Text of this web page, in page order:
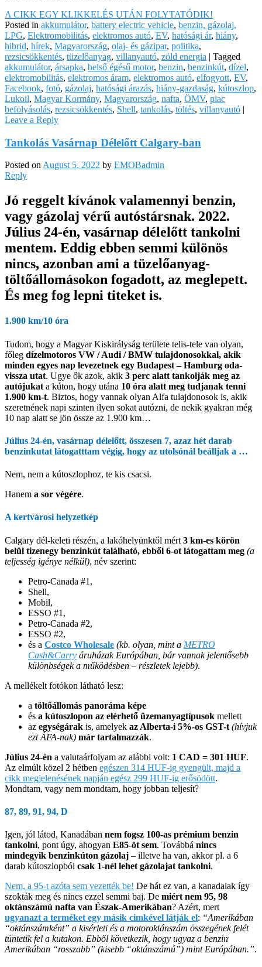
A CIKK EGY KLIKKELÉS UTÁN FOLYTATÓDIK!
Posted in akkumulátor, battery electric vehicle, benzin, gázolaj,
LPG, Elektromobilitás, elektromos autó, EV, hatósági ár, hiány,
hibrid, hírek, Magyarország, olaj- és gázipar, politika,
rezsicsökkentés, tüzelőanyag, villanyautó, zöld energia | Tagged
akkumulátor, ársapka, belső égésű motor, benzin, benzinkút, dízel,
elektromobilitás, elektromos áram, elektromos autó, elfogyott, EV,
Facebook, fotó, gázolaj, hatósági árazás, hiány-gazdaság, kútoszlop,
Lukoil, Magyar Kormány, Magyarország, nafta, ÖMV, piac
befolyásolás, rezsicsökkentés, Shell, tankolás, töltés, villanyautó |
Leave a Reply
Tankolás Vasárnap Délelőtt Calgary-ban
Posted on August 5, 2022 by EMOBadmin
Reply
Jó reggelt kívánok valamennyi benzin,
vagy gázolaj vérű autóstársnak. 2022.
Július 24-én, vasárnap délelőtt tankolni
mentem. Eddig ebben semmi különös
nincs, azonban ami a tüzelőanyag-
töltőállomásokon fogadott, az meglepett.
És meg fog lepni titeket is.
1.900 km/10 óra
Tudom, hogy a Magyar Kiskirályság területe telis-tele van olyan,
főleg dízelmotoros VW / Audi / BMW tulajdonosokkal, akik
minden egyes nap levezetnek egy Budapest – Hamburg oda-
vissza utat. Ugye ők azok, akik 3 perc alatt tankolják meg az
autójukat a kúton, hogy utána 10 óra alatt meg tudjanak tenni
1.900 km-t. Biztos, hogy vannak olyan Alfa tulajdonosok is, akik
szeretnének napi szinten ilyen sokat autózni, de nekik gyakran még
10 nap alatt se jön össze az 1.900 km…
Július 24-én, vasárnap délelőtt, összesen 7, azaz hét darab
benzinkutat látogatttam végig, hogy az utolsónál beálljak a …
Nem, nem a kútoszlophoz, te kis csacsi.
Hanem a sor végére.
A kertvárosi helyzetkép
Calgary dél-keleti részén, a lakóhelyünktől mért 3 km-es körön
belül tizenegy benzinkút található, ebből 6-ot látogattam meg (a
teljesség igénye nélkül), név szerint:
Petro-Canada #1,
Shell,
Mobil,
ESSO #1,
Petro-Canada #2,
ESSO #2,
és a Costco Wholesale (kb. olyan, mint a METRO
Cash&Carry áruházak Európában, bár vannak jelentősebb
különbségek a működésben – részletek lejebb).
A mellékelt fotókon látható lesz:
a töltőállomás panoráma képe
és a kútoszlopon az elérhető üzemanyagtípusok mellett
az egységárak is, amelyek az Alberta-i 5%-os GST-t (hívjuk
ezt ÁFA-nak) már tartalmazzák.
Július 24-én a valutaárfolyam az alábbi volt: 1 CAD = 301 HUF.
Az elmúlt közel 2 hétben egészen 314 HUF-ig gyengült, majd a
cikk megjelenésének napján egész 299 HUF-ig erősödött.
Mondtam, vagy nem mondtam, hogy jobban teljesít?
87, 89, 91, 94, D
Igen, jól látod, Kanadában nem fogsz 100-as prémium benzin
tankolni, pont úgy, ahogyan E85-öt sem. Továbbá nincs
mindegyik benzinkúton gázolaj – illetve ha van, akkor pl. a 6
darab kútoszlopból csak 1-nél lehet gázolajat tankolni.
Nem, a 95-t azóta sem vezették be! De hát ez van, a kanadaiak így
szokták meg és nincs ezzel semmi baj. De miért nem 95, 98
oktánszámú nafta van Észak-Amerikában? Azért, mert
ugyanazt a terméket egy másik cimkével látják el: “Amerikában
“oktánszámként” a kisérleti és a motoroktánszám összegének felét
tüntetik fel a kutakon. Ebből következik, hogy ugyaz a benzin
Amerikában “rosszabb” (kisebb “oktánszámú”) mint Európában.”.